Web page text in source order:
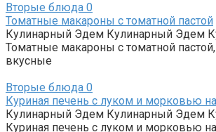
Вторые блюда 0
Томатные макароны с томатной пастой
Кулинарный Эдем Кулинарный Эдем
Томатные макароны с томатной пастой,
вкусные
Вторые блюда 0
Куриная печень с луком и морковью
Кулинарный Эдем Кулинарный Эдем
Куриная печень с луком и морковью